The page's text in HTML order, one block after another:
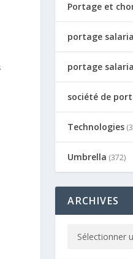
Portage et
portage
portage
société de
Technologies
Umbrella (372)
ARCHIVES